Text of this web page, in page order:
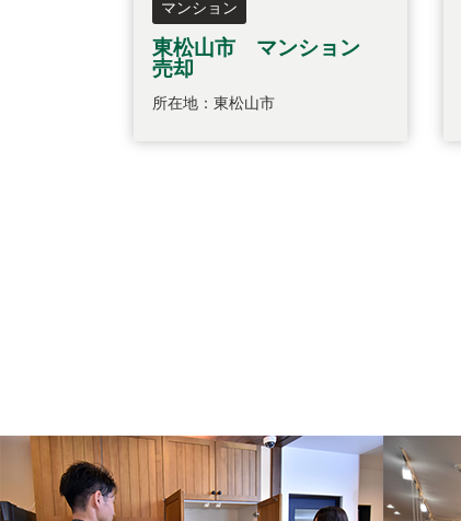
マンション
東松山市 マンション
売却
所在地：東松山市